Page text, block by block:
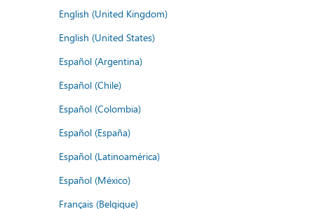
English (United Kingdom)
English (United States)
Español (Argentina)
Español (Chile)
Español (Colombia)
Español (España)
Español (Latinoamérica)
Español (México)
Français (Belgique)